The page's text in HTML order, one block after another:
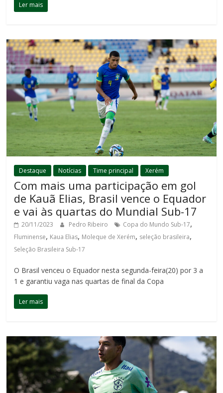
Ler mais
Destaque Notícias Time principal Xerém
Com mais uma participação em gol
de Kauã Elias, Brasil vence o Equador
e vai às quartas do Mundial Sub-17
20/11/2023 Pedro Ribeiro Copa do Mundo Sub-17,
Fluminense, Kaua Elias, Moleque de Xerém, seleção brasileira,
Seleção Brasileira Sub-17
O Brasil venceu o Equador nesta segunda-feira(20) por 3 a
1 e garantiu vaga nas quartas de final da Copa
Ler mais